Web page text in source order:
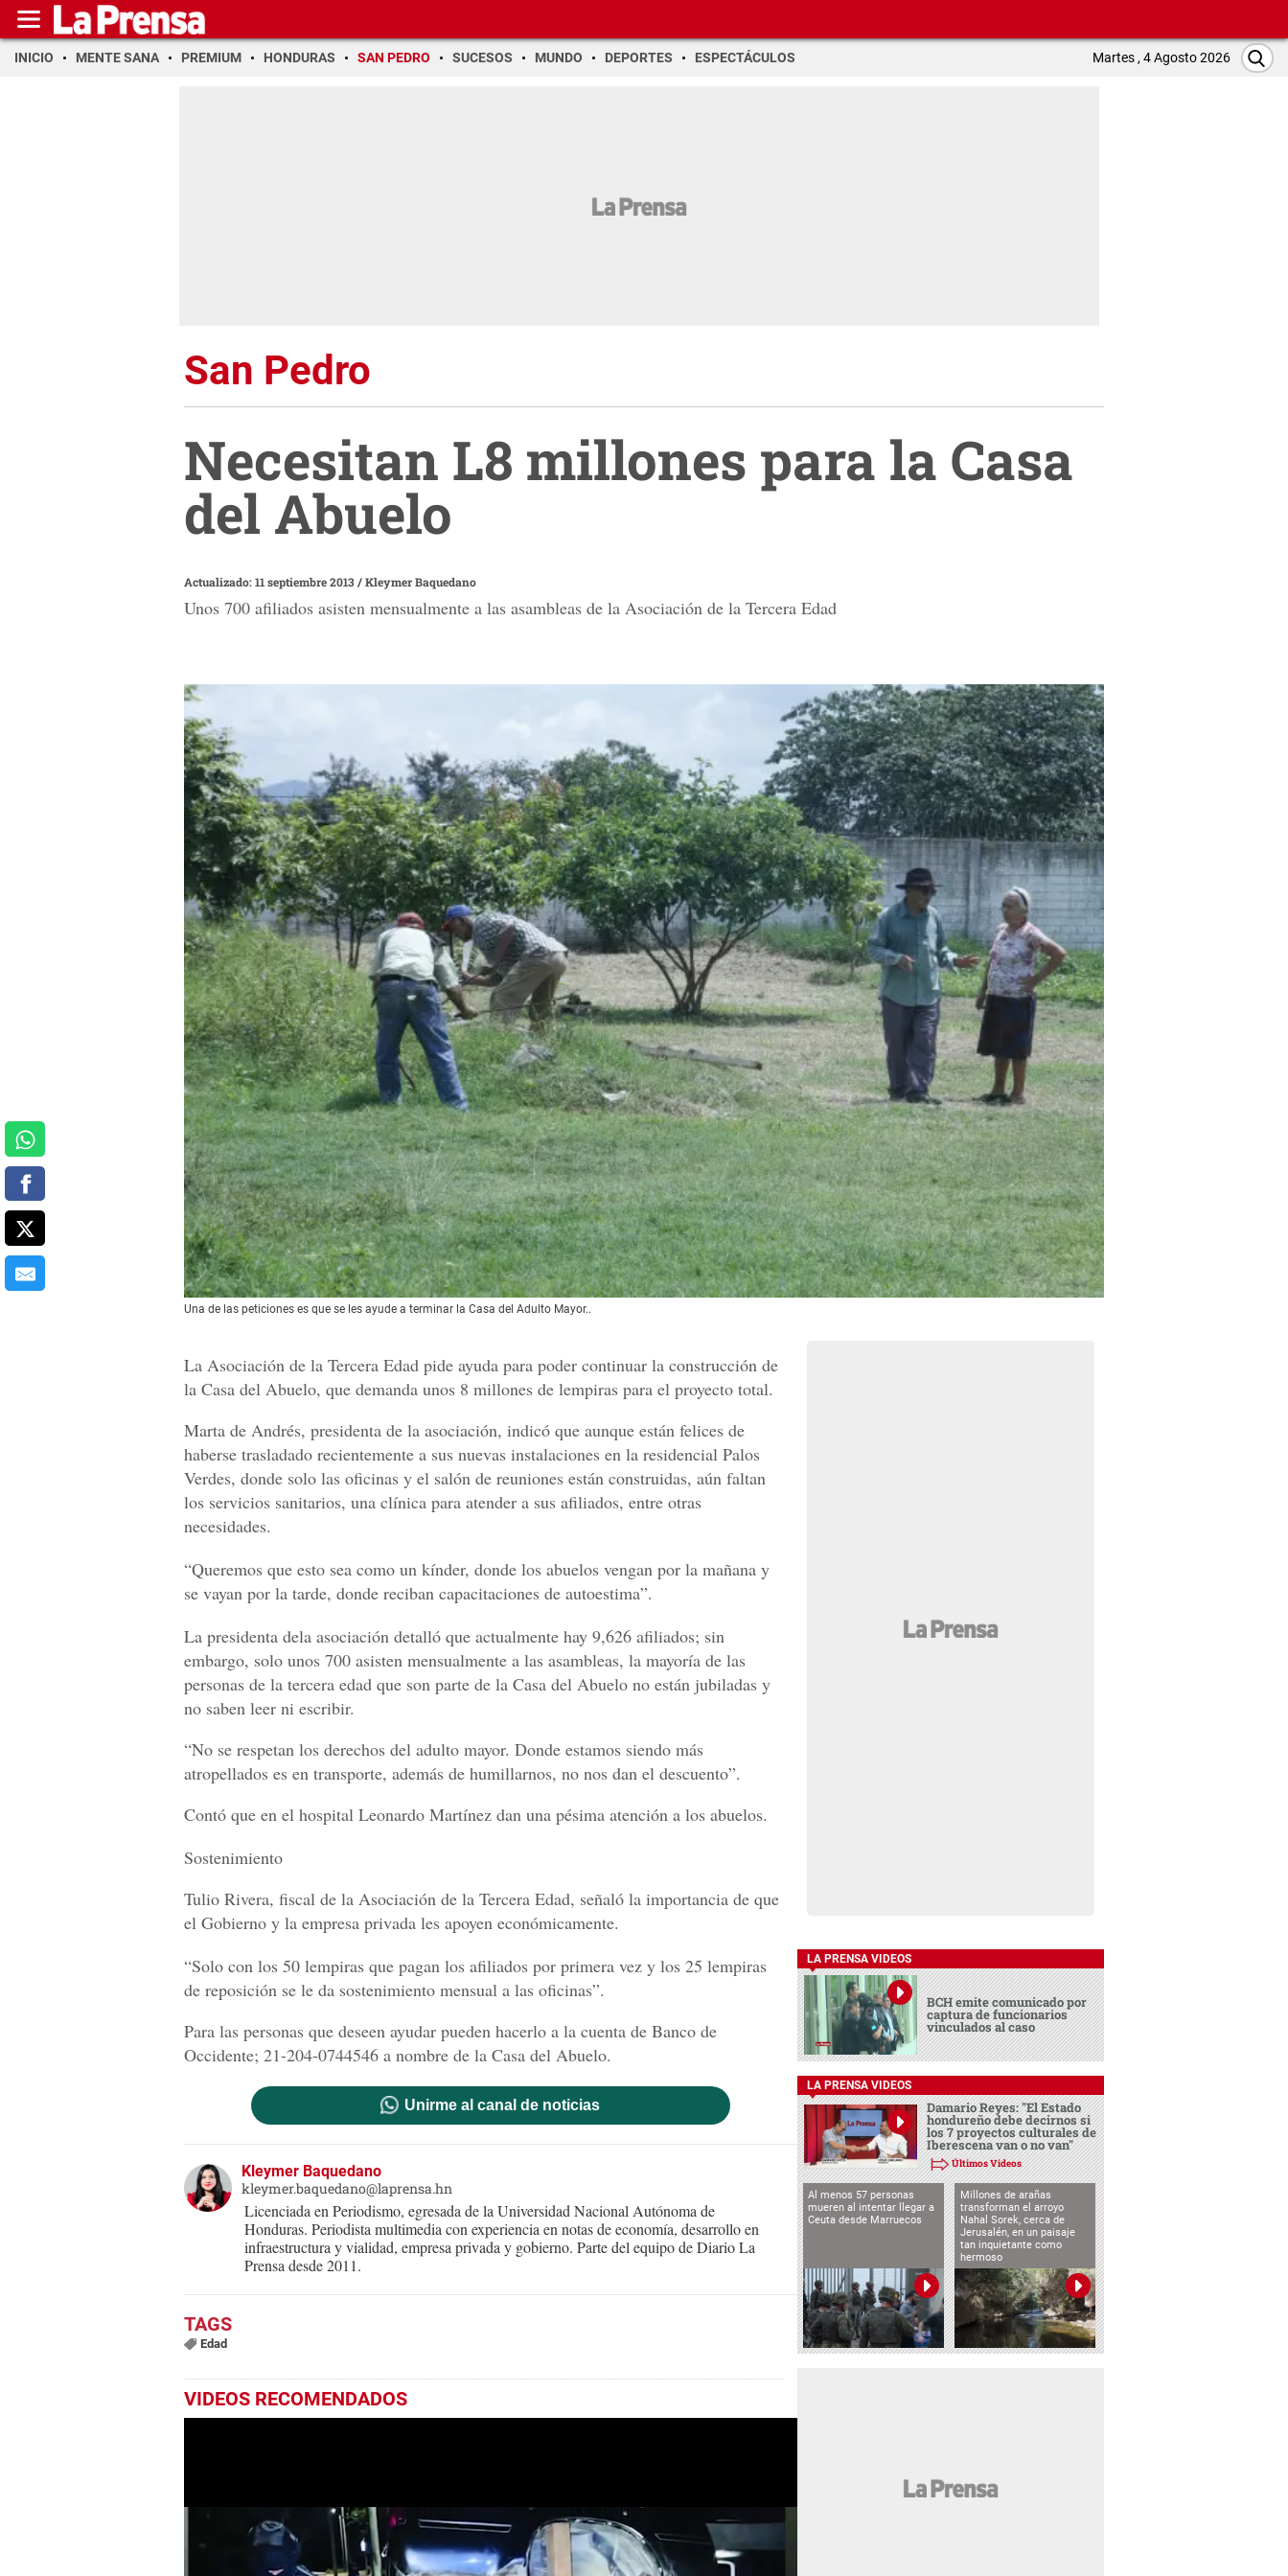
INICIO MENTE SANA PREMIUM HONDURAS SAN PEDRO SUCESOS MUNDO DEPORTES ESPECTÁCULOS Martes , 4 Agosto 2026
San Pedro
Necesitan L8 millones para la Casa
del Abuelo
Actualizado: 11 septiembre 2013/Kleymer Baquedano
Unos 700 afiliados asisten mensualmente a las asambleas de la Asociación de la Tercera Edad
Una de las peticiones es que se les ayude a terminar la Casa del Adulto Mayor..
La Asociación de la Tercera Edad pide ayuda para poder continuar la construcción de
la Casa del Abuelo, que demanda unos 8 millones de lempiras para el proyecto total.
Marta de Andrés, presidenta de la asociación, indicó que aunque están felices de
haberse trasladado recientemente a sus nuevas instalaciones en la residencial Palos
Verdes, donde solo las oficinas y el salón de reuniones están construidas, aún faltan
los servicios sanitarios, una clínica para atender a sus afiliados, entre otras
necesidades.
“Queremos que esto sea como un kínder, donde los abuelos vengan por la mañana y
se vayan por la tarde, donde reciban capacitaciones de autoestima”.
La presidenta dela asociación detalló que actualmente hay 9,626 afiliados; sin
embargo, solo unos 700 asisten mensualmente a las asambleas, la mayoría de las
personas de la tercera edad que son parte de la Casa del Abuelo no están jubiladas y
no saben leer ni escribir.
“No se respetan los derechos del adulto mayor. Donde estamos siendo más
atropellados es en transporte, además de humillarnos, no nos dan el descuento”.
Contó que en el hospital Leonardo Martínez dan una pésima atención a los abuelos.
Sostenimiento
Tulio Rivera, fiscal de la Asociación de la Tercera Edad, señaló la importancia de que
el Gobierno y la empresa privada les apoyen económicamente.
“Solo con los 50 lempiras que pagan los afiliados por primera vez y los 25 lempiras
de reposición se le da sostenimiento mensual a las oficinas”.
Para las personas que deseen ayudar pueden hacerlo a la cuenta de Banco de
Occidente; 21-204-0744546 a nombre de la Casa del Abuelo.
Unirme al canal de noticias
Kleymer Baquedano
kleymer.baquedano@laprensa.hn
Licenciada en Periodismo, egresada de la Universidad Nacional Autónoma de
Honduras. Periodista multimedia con experiencia en notas de economía, desarrollo en
infraestructura y vialidad, empresa privada y gobierno. Parte del equipo de Diario La
Prensa desde 2011.
Edad
VIDEOS RECOMENDADOS
LA PRENSA VIDEOS
BCH emite comunicado por
captura de funcionarios
vinculados al caso
LA PRENSA VIDEOS
Damario Reyes: "El Estado
hondureño debe decirnos si
los 7 proyectos culturales de
Iberescena van o no van"
Últimos Videos
Al menos 57 personas
mueren al intentar llegar a
Ceuta desde Marruecos
Millones de arañas
transforman el arroyo
Nahal Sorek, cerca de
Jerusalén, en un paisaje
tan inquietante como
hermoso